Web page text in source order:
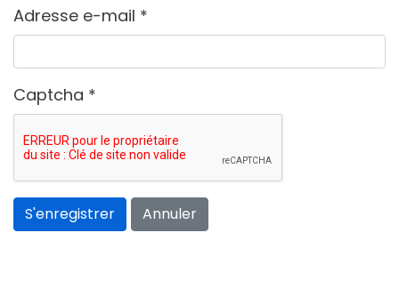
Adresse e-mail *
Captcha *
S'enregistrer Annuler